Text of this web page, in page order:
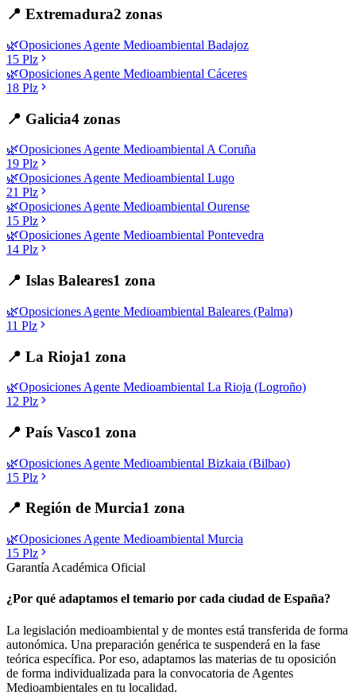
📍 Extremadura2 zonas
🌿Oposiciones Agente Medioambiental Badajoz
15 Plz
🌿Oposiciones Agente Medioambiental Cáceres
18 Plz
📍 Galicia4 zonas
🌿Oposiciones Agente Medioambiental A Coruña
19 Plz
🌿Oposiciones Agente Medioambiental Lugo
21 Plz
🌿Oposiciones Agente Medioambiental Ourense
15 Plz
🌿Oposiciones Agente Medioambiental Pontevedra
14 Plz
📍 Islas Baleares1 zona
🌿Oposiciones Agente Medioambiental Baleares (Palma)
11 Plz
📍 La Rioja1 zona
🌿Oposiciones Agente Medioambiental La Rioja (Logroño)
12 Plz
📍 País Vasco1 zona
🌿Oposiciones Agente Medioambiental Bizkaia (Bilbao)
15 Plz
📍 Región de Murcia1 zona
🌿Oposiciones Agente Medioambiental Murcia
15 Plz
Garantía Académica Oficial
¿Por qué adaptamos el temario por cada ciudad de España?
La legislación medioambiental y de montes está transferida de forma
autonómica. Una preparación genérica te suspenderá en la fase
teórica específica. Por eso, adaptamos las materias de tu oposición
de forma individualizada para la convocatoria de Agentes
Medioambientales en tu localidad.